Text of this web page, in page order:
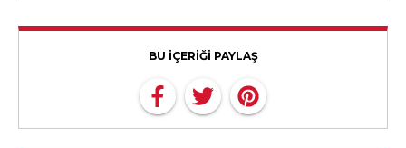
BU İÇERİĞİ PAYLAŞ